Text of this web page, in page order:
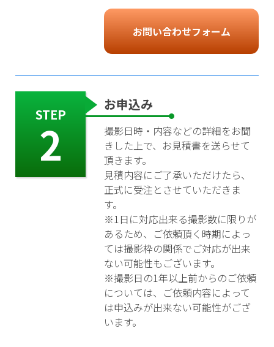
お問い合わせフォーム
STEP
2
お申込み
撮影日時・内容などの詳細をお聞
きした上で、お見積書を送らせて
頂きます。
見積内容にご了承いただけたら、
正式に受注とさせていただきま
す。
※1日に対応出来る撮影数に限りが
あるため、ご依頼頂く時期によっ
ては撮影枠の関係でご対応が出来
ない可能性もございます。
※撮影日の1年以上前からのご依頼
については、ご依頼内容によって
は申込みが出来ない可能性がござ
います。